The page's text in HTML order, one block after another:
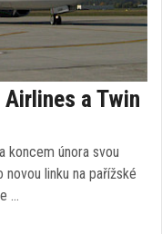
a Twin
koncem února svou
linku na pařížské
…